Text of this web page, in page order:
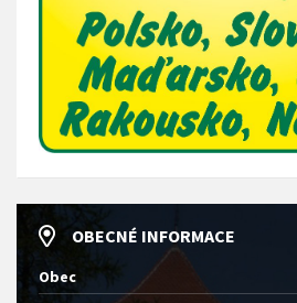
OBECNÉ INFORMACE
Obec